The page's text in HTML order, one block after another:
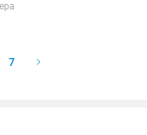
и с
7